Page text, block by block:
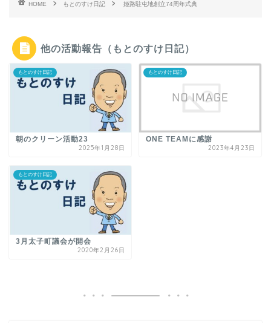
HOME もとのすけ日記 姫路駐屯地創立74周年式典
他の活動報告（もとのすけ日記）
もとのすけ日記
朝のクリーン活動23
2025年1月28日
もとのすけ日記
ONE TEAMに感謝
2023年4月23日
もとのすけ日記
3月太子町議会が開会
2020年2月26日